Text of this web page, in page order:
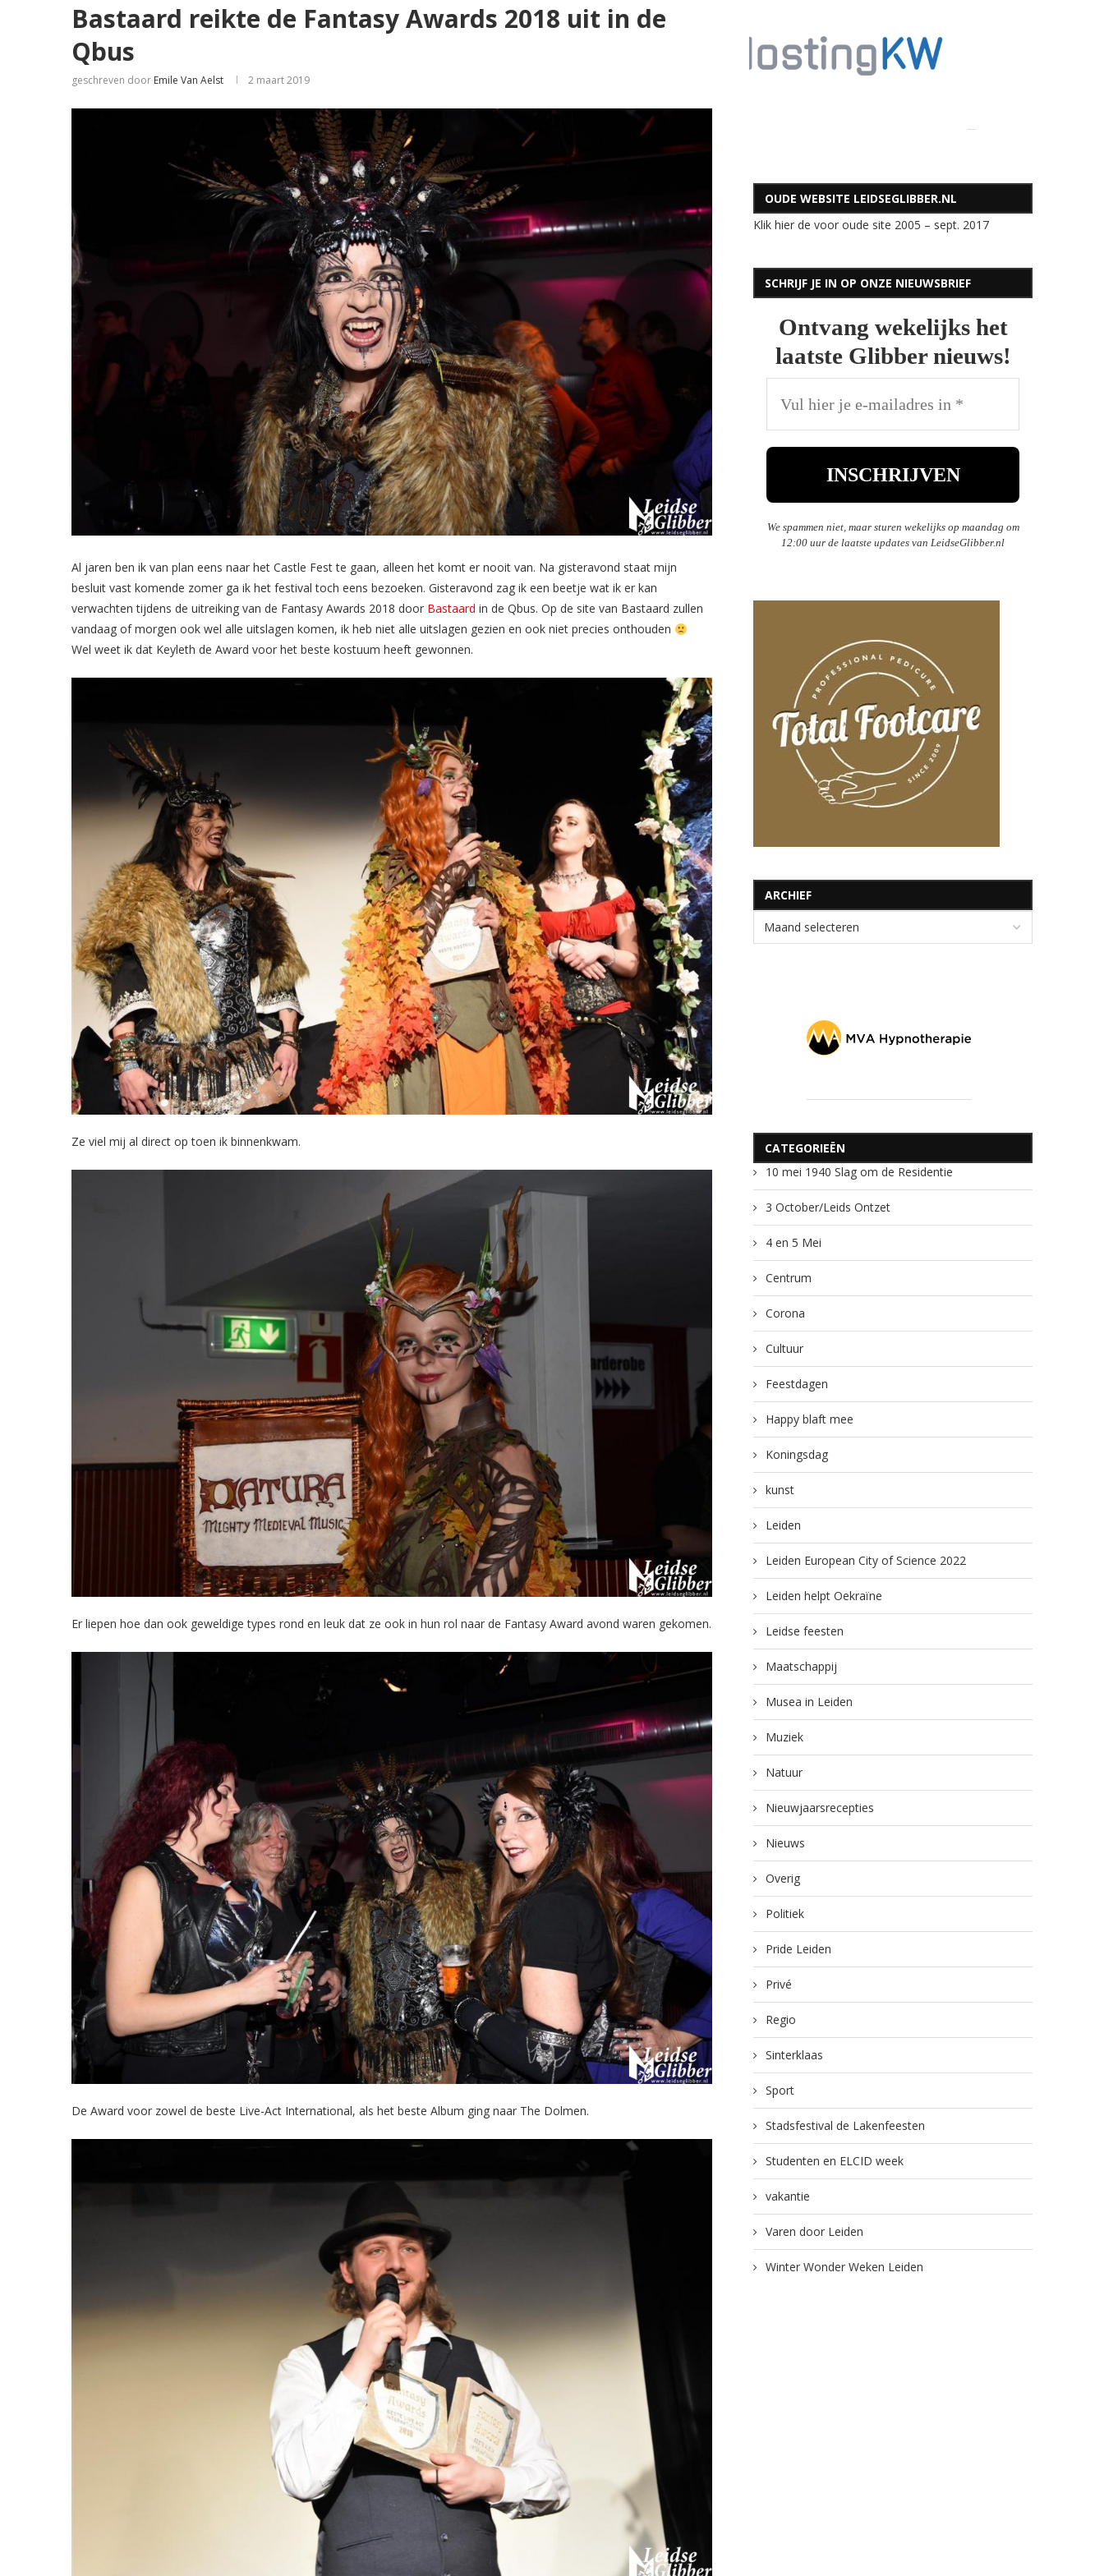
Bastaard reikte de Fantasy Awards 2018 uit in de
Qbus
geschreven door Emile Van Aelst 2 maart 2019
Al jaren ben ik van plan eens naar het Castle Fest te gaan, alleen het komt er nooit van. Na gisteravond staat mijn
besluit vast komende zomer ga ik het festival toch eens bezoeken. Gisteravond zag ik een beetje wat ik er kan
verwachten tijdens de uitreiking van de Fantasy Awards 2018 door Bastaard in de Qbus. Op de site van Bastaard zullen
vandaag of morgen ook wel alle uitslagen komen, ik heb niet alle uitslagen gezien en ook niet precies onthouden
Wel weet ik dat Keyleth de Award voor het beste kostuum heeft gewonnen.
Ze viel mij al direct op toen ik binnenkwam.
Er liepen hoe dan ook geweldige types rond en leuk dat ze ook in hun rol naar de Fantasy Award avond waren gekomen.
De Award voor zowel de beste Live-Act International, als het beste Album ging naar The Dolmen.
OUDE WEBSITE LEIDSEGLIBBER.NL
Klik hier de voor oude site 2005 – sept. 2017
SCHRIJF JE IN OP ONZE NIEUWSBRIEF
Ontvang wekelijks het
laatste Glibber nieuws!
We spammen niet, maar sturen wekelijks op maandag om
12:00 uur de laatste updates van LeidseGlibber.nl
ARCHIEF
CATEGORIEËN
10 mei 1940 Slag om de Residentie
3 October/Leids Ontzet
4 en 5 Mei
Centrum
Corona
Cultuur
Feestdagen
Happy blaft mee
Koningsdag
kunst
Leiden
Leiden European City of Science 2022
Leiden helpt Oekraïne
Leidse feesten
Maatschappij
Musea in Leiden
Muziek
Natuur
Nieuwjaarsrecepties
Nieuws
Overig
Politiek
Pride Leiden
Privé
Regio
Sinterklaas
Sport
Stadsfestival de Lakenfeesten
Studenten en ELCID week
vakantie
Varen door Leiden
Winter Wonder Weken Leiden